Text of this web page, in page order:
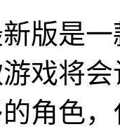
版是
戏将
角色